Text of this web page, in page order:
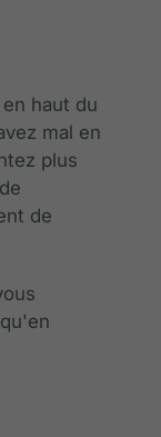
haut du
mal en
plus
de